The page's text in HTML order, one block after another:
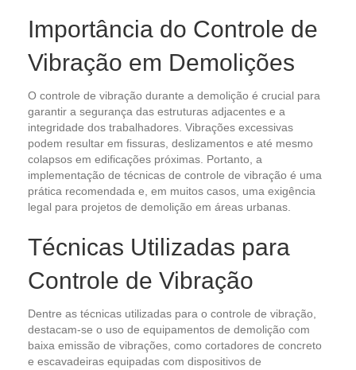
Importância do Controle de
Vibração em Demolições
O controle de vibração durante a demolição é crucial para
garantir a segurança das estruturas adjacentes e a
integridade dos trabalhadores. Vibrações excessivas
podem resultar em fissuras, deslizamentos e até mesmo
colapsos em edificações próximas. Portanto, a
implementação de técnicas de controle de vibração é uma
prática recomendada e, em muitos casos, uma exigência
legal para projetos de demolição em áreas urbanas.
Técnicas Utilizadas para
Controle de Vibração
Dentre as técnicas utilizadas para o controle de vibração,
destacam-se o uso de equipamentos de demolição com
baixa emissão de vibrações, como cortadores de concreto
e escavadeiras equipadas com dispositivos de